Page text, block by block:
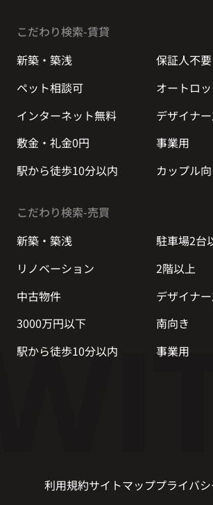
こだわり検索-賃貸
新築・築浅
保証人不要
ペット相談可
オートロ
インターネット無料
デザイナ
敷金・礼金0円
事業用
駅から徒歩10分以内
カップル
こだわり検索-売買
新築・築浅
駐車場2台
リノベーション
2階以上
中古物件
デザイナ
3000万円以下
南向き
駅から徒歩10分以内
事業用
利用規約サイトマッププライバ